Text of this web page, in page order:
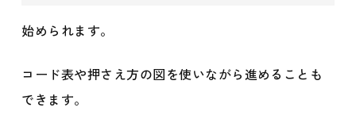
始められます。
コード表や押さえ方の図を使いながら進めることも
できます。